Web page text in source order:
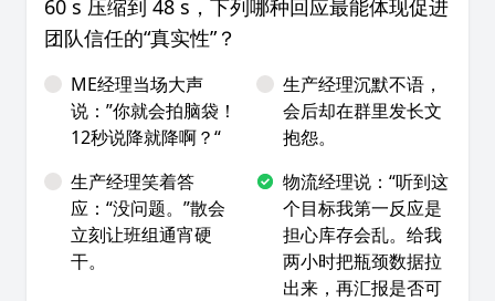
60 s 压缩到 48 s，下列哪种回应最能体现促进
团队信任的“真实性”？
ME经理当场大声
说：”你就会拍脑袋！
12秒说降就降啊？“
生产经理沉默不语，
会后却在群里发长文
抱怨。
生产经理笑着答
应：“没问题。”散会
立刻让班组通宵硬
干。
物流经理说：“听到这
个目标我第一反应是
担心库存会乱。给我
两小时把瓶颈数据拉
出来，再汇报是否可